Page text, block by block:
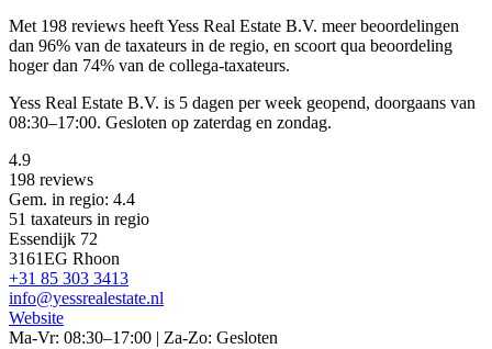
Met 198 reviews heeft Yess Real Estate B.V. meer beoordelingen
dan 96% van de taxateurs in de regio, en scoort qua beoordeling
hoger dan 74% van de collega-taxateurs.
Yess Real Estate B.V. is 5 dagen per week geopend, doorgaans van
08:30–17:00. Gesloten op zaterdag en zondag.
4.9
198 reviews
Gem. in regio: 4.4
51 taxateurs in regio
Essendijk 72
3161EG Rhoon
+31 85 303 3413
info@yessrealestate.nl
Website
Ma-Vr: 08:30–17:00 | Za-Zo: Gesloten